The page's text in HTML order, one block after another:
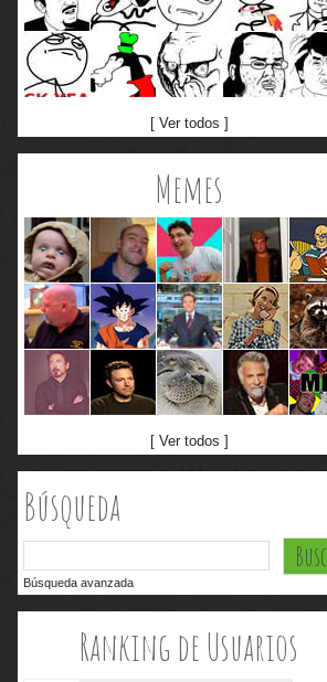
[ Ver todos ]
Memes
[ Ver todos ]
Búsqueda
Búsqueda avanzada
Ranking de Usuarios